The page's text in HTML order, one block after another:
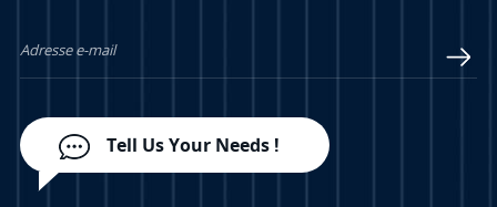
Tell Us Your Needs !